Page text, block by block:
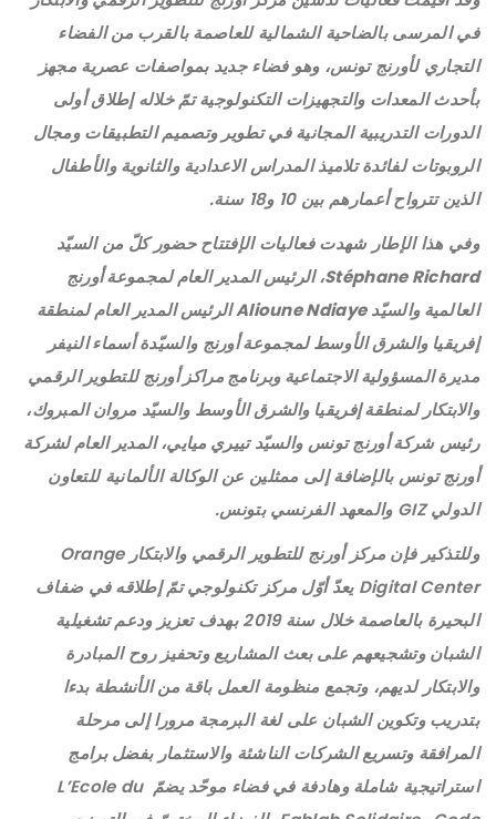
في المرسى بالضاحية الشمالية للعاصمة بالقرب من الفضاء
التجاري لأورنج تونس، وهو فضاء جديد بمواصفات عصرية مجهز
بأحدث المعدات والتجهيزات التكنولوجية تمّ خلاله إطلاق أولى
الدورات التدريبية المجانية في تطوير وتصميم التطبيقات ومجال
الروبوتات لفائدة تلاميذ المدراس الاعدادية والثانوية والأطفال
الذين تترواح أعمارهم بين 10 و18 سنة.
وفي هذا الإطار شهدت فعاليات الإفتتاح حضور كلّ من السيّد
Stéphane Richard، الرئيس المدير العام لمجموعة أورنج
العالميةوالسيّدAlioune Ndiayeالرئيس المدير العام لمنطقة
إفريقيا والشرق الأوسط لمجموعة أورنج والسيّدةأسماء النيفر
مديرة المسؤولية الاجتماعية وبرنامج مراكز أورنج للتطوير الرقمي
والابتكار لمنطقة إفريقيا والشرق الأوسط والسيّد مروان المبروك،
رئيس شركة أورنج تونسوالسيّدتييري ميايي، المدير العام لشركة
أورنج تونسبالإضافة إلى ممثلين عن الوكالة الألمانية للتعاون
الدولي GIZ والمعهد الفرنسي بتونس.
وللتذكير فإن مركز أورنج للتطوير الرقمي والابتكار Orange
Digital Center يعدّ أوّل مركز تكنولوجي تمّ إطلاقه في ضفاف
البحيرة بالعاصمة خلال سنة 2019 بهدف تعزيز ودعم تشغيلية
الشبان وتشجيعهم على بعث المشاريع وتحفيز روح المبادرة
والابتكار لديهم، وتجمع منظومة العمل باقة من الأنشطة بدءا
بتدريب وتكوين الشبان على لغة البرمجة مرورا إلى مرحلة
المرافقة وتسريع الشركات الناشئة والاستثمار بفضل برامج
استراتيجية شاملة وهادفة في فضاء موحّد يضمّ L’Ecole du